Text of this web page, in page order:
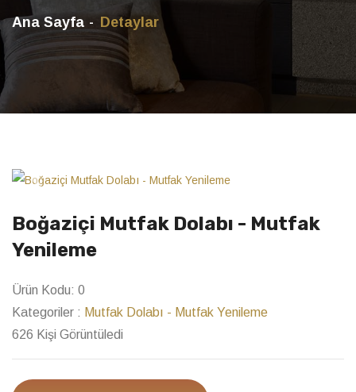
Ana Sayfa Detaylar
Previous
Boğaziçi Mutfak Dolabı - Mutfak
Yenileme
Ürün Kodu: 0
Kategoriler : Mutfak Dolabı - Mutfak Yenileme
626 Kişi Görüntüledi